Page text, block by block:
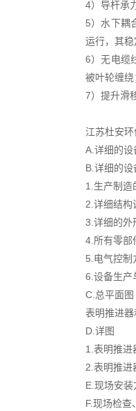
4）导杆承
5）水下耦
运行，其
6）无电缆
被叶轮缠绕
7）提升滑
江苏杜安
A.详细的
B.详细的
1.生产制造
2.详细结构
3.详细的外
4.所有零部
5.电气控制
6.设备生产
C.总平面图
表明推进
D.详图
1.表明推进
2.表明推进
E.现场安
F.现场检查